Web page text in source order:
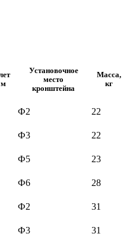
м
Установочное
место
кронштейна
Масса,
кг
Ф2
22
Ф3
22
Ф5
23
Ф6
28
Ф2
31
Ф3
31